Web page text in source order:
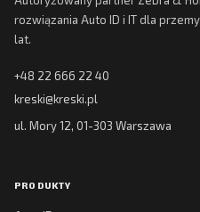
rozwiązania Auto ID i IT dla
lat.
+48 22 666 22 40
kreski@kreski.pl
ul. Mory 12, 01-303 Warszawa
PRODUKTY